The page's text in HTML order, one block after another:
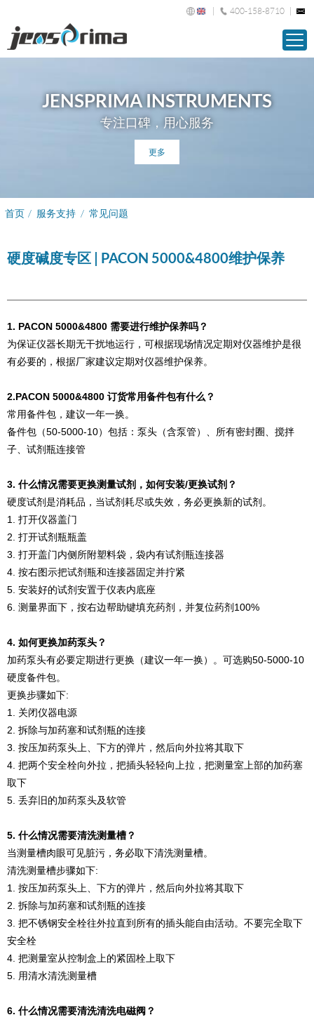
400-158-8710
JENSPRIMA INSTRUMENTS
专注口碑，用心服务
更多
首页 / 服务支持 / 常见问题
硬度碱度专区 | PACON 5000&4800维护保养
1. PACON 5000&4800 需要进行维护保养吗？
为保证仪器长期无干扰地运行，可根据现场情况定期对仪器维护是很
有必要的，根据厂家建议定期对仪器维护保养。
2.PACON 5000&4800 订货常用备件包有什么？
常用备件包，建议一年一换。
备件包（50-5000-10）包括：泵头（含泵管）、所有密封圈、搅拌
子、试剂瓶连接管
3. 什么情况需要更换测量试剂，如何安装/更换试剂？
硬度试剂是消耗品，当试剂耗尽或失效，务必更换新的试剂。
1. 打开仪器盖门
2. 打开试剂瓶瓶盖
3. 打开盖门内侧所附塑料袋，袋内有试剂瓶连接器
4. 按右图示把试剂瓶和连接器固定并拧紧
5. 安装好的试剂安置于仪表内底座
6. 测量界面下，按右边帮助键填充药剂，并复位药剂100%
4. 如何更换加药泵头？
加药泵头有必要定期进行更换（建议一年一换）。可选购50-5000-10
硬度备件包。
更换步骤如下:
1. 关闭仪器电源
2. 拆除与加药塞和试剂瓶的连接
3. 按压加药泵头上、下方的弹片，然后向外拉将其取下
4. 把两个安全栓向外拉，把插头轻轻向上拉，把测量室上部的加药塞
取下
5. 丢弃旧的加药泵头及软管
5. 什么情况需要清洗测量槽？
当测量槽肉眼可见脏污，务必取下清洗测量槽。
清洗测量槽步骤如下:
1. 按压加药泵头上、下方的弹片，然后向外拉将其取下
2. 拆除与加药塞和试剂瓶的连接
3. 把不锈钢安全栓往外拉直到所有的插头能自由活动。不要完全取下
安全栓
4. 把测量室从控制盒上的紧固栓上取下
5. 用清水清洗测量槽
6. 什么情况需要清洗清洗电磁阀？